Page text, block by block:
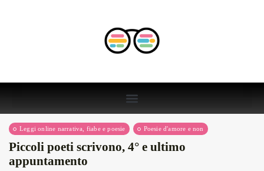
Leggi online narrativa, fiabe e poesie Poesie d'amore e non
Piccoli poeti scrivono, 4° e ultimo
appuntamento